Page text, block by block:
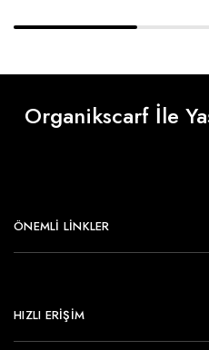
Organikscarf İle
ÖNEMLI LINKLER
HIZLI ERİŞİM